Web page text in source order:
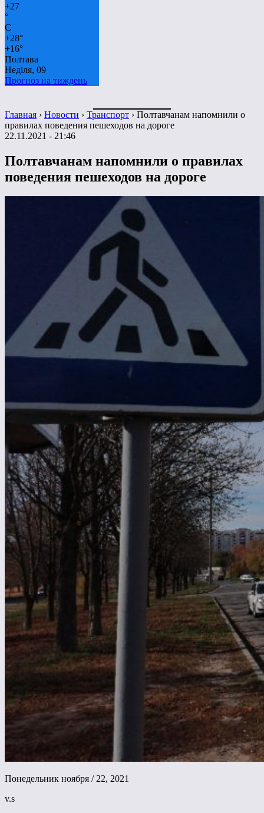
+27
°
C
+28°
+16°
Полтава
Неділя, 09
Прогноз на тиждень
Главная › Новости › Транспорт › Полтавчанам напомнили о
правилах поведения пешеходов на дороге
22.11.2021 - 21:46
Полтавчанам напомнили о правилах
поведения пешеходов на дороге
Понедельник ноября / 22, 2021
v.s